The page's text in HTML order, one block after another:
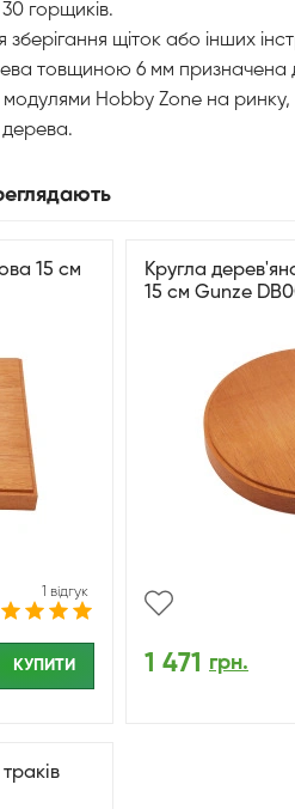
горщиків.
щіток або інших
товщиною 6 мм
Hobby Zone на ринку,
дерева.
15 см
1 відгук
КУПИТИ
Кругла
15 см Gunze
1 471 грн.